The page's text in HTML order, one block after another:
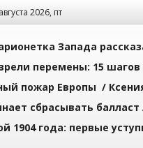
2026, пт
Запада
перемены: 15
пожар Европы /
сбрасывать
1904 года: первые